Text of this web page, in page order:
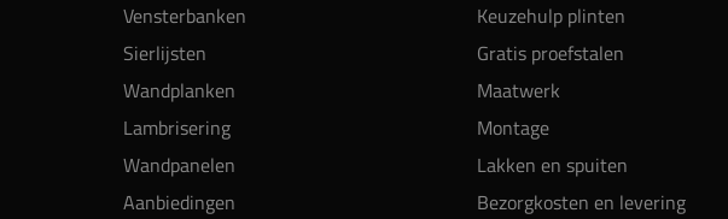
Vensterbanken
Sierlijsten
Wandplanken
Lambrisering
Wandpanelen
Aanbiedingen
Keuzehulp plinten
Gratis proefstalen
Maatwerk
Montage
Lakken en spuiten
Bezorgkosten en levering